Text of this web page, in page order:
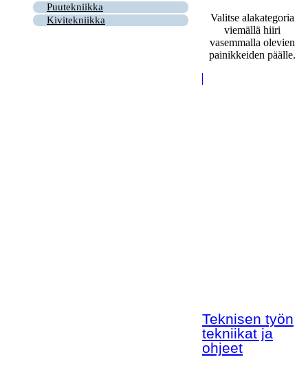
Puutekniikka
Kivitekniikka
Valitse alakategoria
viemällä hiiri
vasemmalla olevien
painikkeiden päälle.
Teknisen työn
tekniikat ja
ohjeet